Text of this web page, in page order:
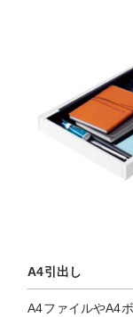
A4引出し
A4ファイルやA4